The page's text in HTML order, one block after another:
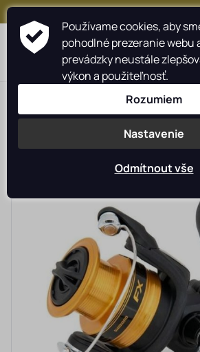
+421 917 159 547
Rybárské potreby rybarzv.sk>
navijáky > >
Používame cookies, aby
pohodlné prezeranie webu
prevádzky neustále
výkon a použiteľnosť.
Rozumiem
Nastavenie
Odmítnout vše